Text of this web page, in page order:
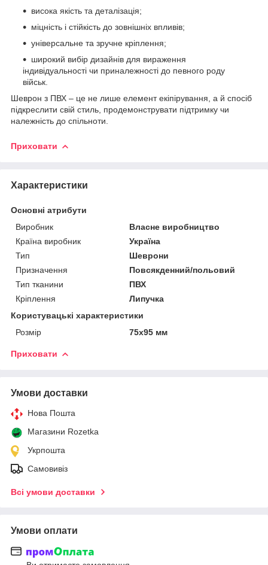
висока якість та деталізація;
міцність і стійкість до зовнішніх впливів;
універсальне та зручне кріплення;
широкий вибір дизайнів для вираження
індивідуальності чи приналежності до певного роду
військ.
Шеврон з ПВХ – це не лише елемент екіпірування, а й спосіб
підкреслити свій стиль, продемонструвати підтримку чи
належність до спільноти.
Приховати
Характеристики
Основні атрибути
Виробник
Власне виробництво
Країна виробник
Україна
Тип
Шеврони
Призначення
Повсякденний/польовий
Тип тканини
ПВХ
Кріплення
Липучка
Користувацькі характеристики
Розмір
75х95 мм
Приховати
Умови доставки
Нова Пошта
Магазини Rozetka
Укрпошта
Самовивіз
Всі умови доставки
Умови оплати